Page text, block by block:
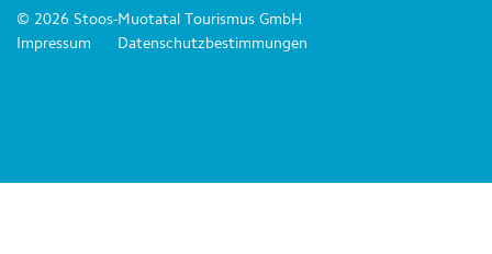
© 2026 Stoos-Muotatal Tourismus GmbH
Impressum
Datenschutzbestimmungen